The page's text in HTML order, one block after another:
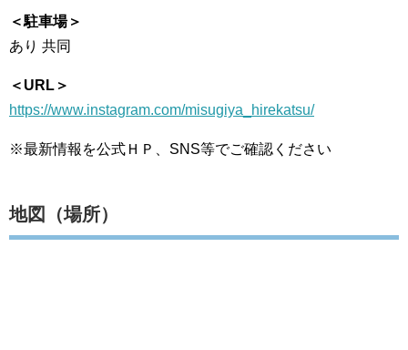
＜駐車場＞
あり 共同
＜URL＞
https://www.instagram.com/misugiya_hirekatsu/
※最新情報を公式ＨＰ、SNS等でご確認ください
地図（場所）